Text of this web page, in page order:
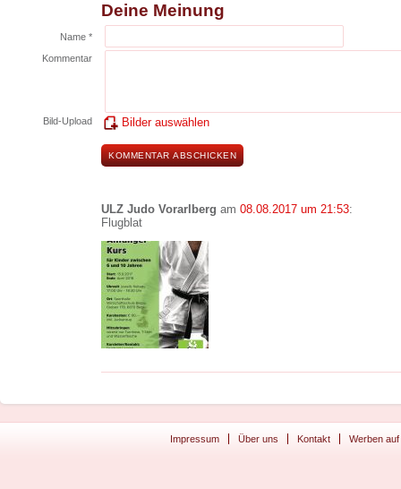
Deine Meinung
Name *
Kommentar
Bild-Upload Bilder auswählen
ULZ Judo Vorarlberg am 08.08.2017 um 21:53:
Flugblat
Impressum Über uns Kontakt Werben